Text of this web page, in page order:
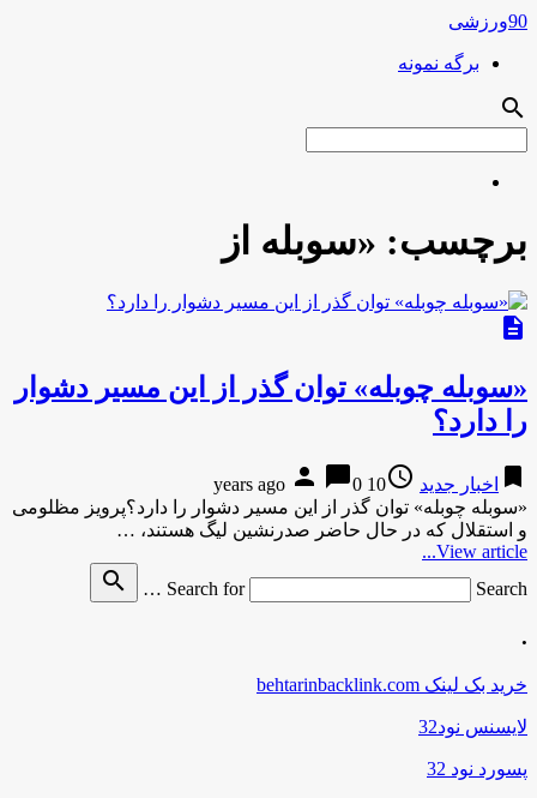
90ورزشی
برگه نمونه
search
برچسب: «سوبله از
description
«سوبله چوبله» توان گذر از این مسیر دشوار
را دارد؟
bookmark اخبار جدید access_time
10 years ago
person chat_bubble0
«سوبله چوبله» توان گذر از این مسیر دشوار را دارد؟پرویز مظلومی
و استقلال که در حال حاضر صدرنشین لیگ هستند، …
View article...
Search for
Search …
search
.
خرید بک لینک behtarinbacklink.com
لایسنس نود32
پسورد نود 32